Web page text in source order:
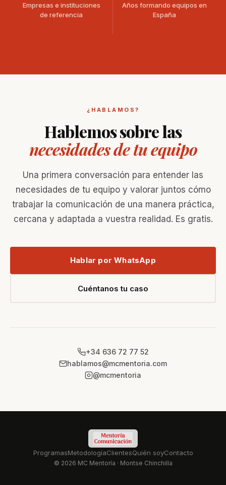
Empresas e instituciones
de referencia
Años formando equipos en
España
¿HABLAMOS?
Hablemos sobre las
necesidades de tu equipo
Una primera conversación para entender las
necesidades de tu equipo y valorar juntos cómo
trabajar la comunicación de una manera práctica,
cercana y adaptada a vuestra realidad. Es gratis.
Hablar por WhatsApp
Cuéntanos tu caso
+34 636 72 77 52
hablamos@mcmentoria.com
@mcmentoria
ProgramasMetodologíaClientesQuién soyContacto
© 2026 MC Mentoría · Montse Chinchilla